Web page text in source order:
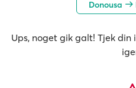
Donousa
Ups, noget gik galt! Tjek